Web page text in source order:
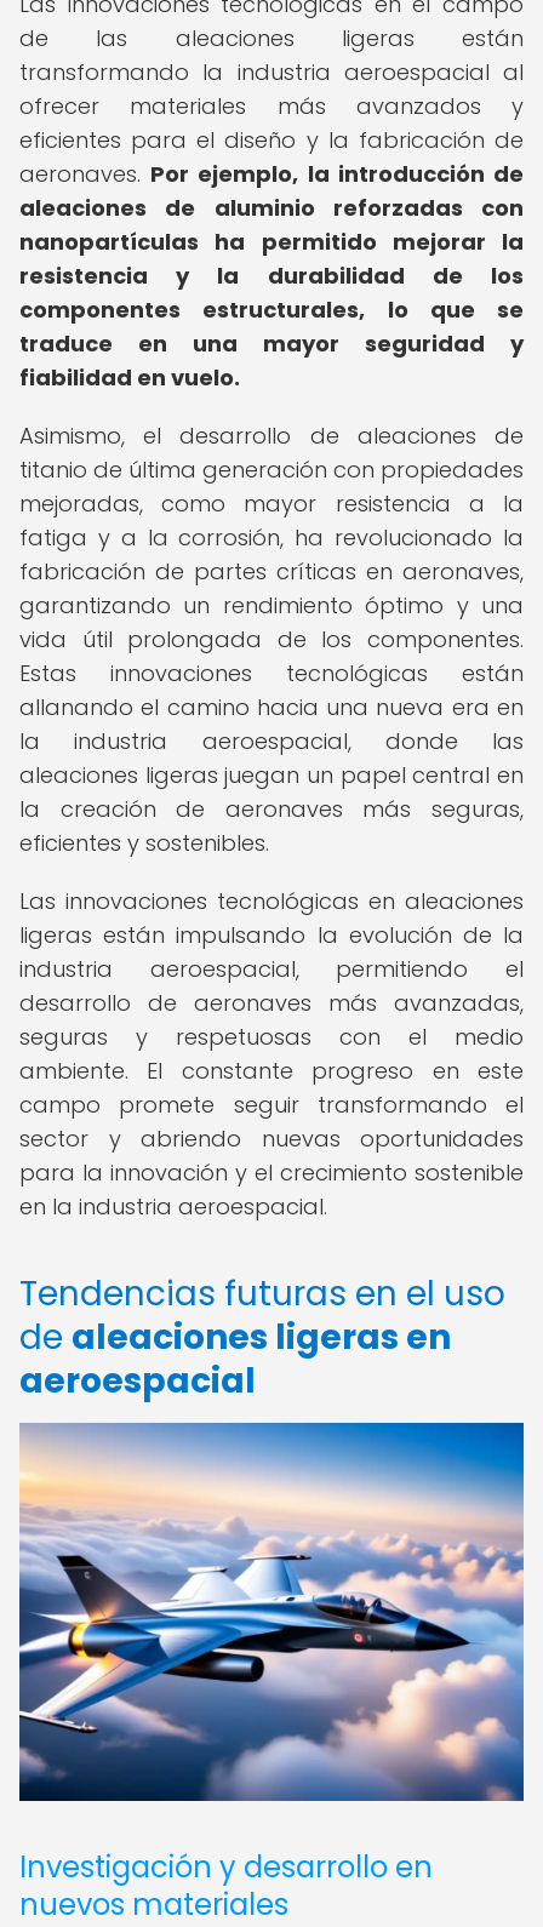
de las aleaciones ligeras están
transformando la industria aeroespacial al
ofrecer materiales más avanzados y
eficientes para el diseño y la fabricación de
aeronaves. Por ejemplo, la introducción de
aleaciones de aluminio reforzadas con
nanopartículas ha permitido mejorar la
resistencia y la durabilidad de los
componentes estructurales, lo que se
traduce en una mayor seguridad y
fiabilidad en vuelo.
Asimismo, el desarrollo de aleaciones de
titanio de última generación con propiedades
mejoradas, como mayor resistencia a la
fatiga y a la corrosión, ha revolucionado la
fabricación de partes críticas en aeronaves,
garantizando un rendimiento óptimo y una
vida útil prolongada de los componentes.
Estas innovaciones tecnológicas están
allanando el camino hacia una nueva era en
la industria aeroespacial, donde las
aleaciones ligeras juegan un papel central en
la creación de aeronaves más seguras,
eficientes y sostenibles.
Las innovaciones tecnológicas en aleaciones
ligeras están impulsando la evolución de la
industria aeroespacial, permitiendo el
desarrollo de aeronaves más avanzadas,
seguras y respetuosas con el medio
ambiente. El constante progreso en este
campo promete seguir transformando el
sector y abriendo nuevas oportunidades
para la innovación y el crecimiento sostenible
en la industria aeroespacial.
Tendencias futuras en el uso
de aleaciones ligeras en
aeroespacial
Investigación y desarrollo en
nuevos materiales